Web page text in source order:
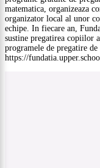
matematica, organizeaza
organizator local al unor
echipe. In fiecare an,
sustine pregatirea copiilor
programele de pregatire
https://